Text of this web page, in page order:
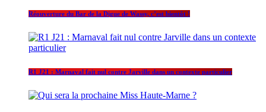
Réouverture du Bar de la Digue de Wassy, c’est bientôt !
R1 J21 : Marnaval fait nul contre Jarville dans un contexte particulier